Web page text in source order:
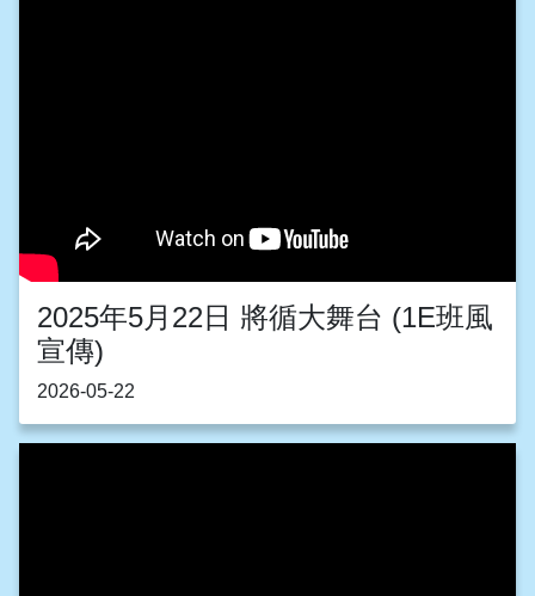
2025年5月22日 將循大舞台 (1E班風
宣傳)
2026-05-22